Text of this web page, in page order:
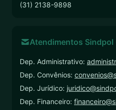
(31) 2138-9898
Atendimentos Sindpol
Dep. Administrativo:
Dep. Convênios:
Dep. Jurídico:
Dep. Financeiro: